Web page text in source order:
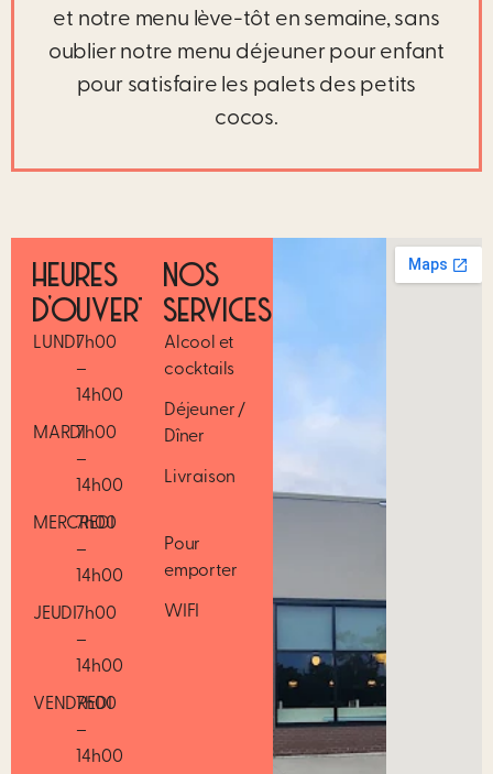
et notre menu lève-tôt en semaine, sans
oublier notre menu déjeuner pour enfant
pour satisfaire les palets des petits
cocos.
HEURES
D’OUVERTURE
LUNDI7h00
–
14h00
MARDI7h00
–
14h00
MERCREDI
7h00
–
14h00
JEUDI 7h00
–
14h00
VENDREDI
7h00
–
14h00
NOS
SERVICES
Alcool et
cocktails
Déjeuner /
Dîner
Livraison
Pour
emporter
WIFI